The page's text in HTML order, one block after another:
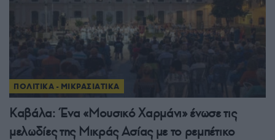
ΠΟΛΙΤΙΚΑ - ΜΙΚΡΑΣΙΑΤΙΚΑ
Καβάλα: Ένα «Μουσικό Χαρμάνι» ένωσε τις
μελωδίες της Μικράς Ασίας με το ρεμπέτικο